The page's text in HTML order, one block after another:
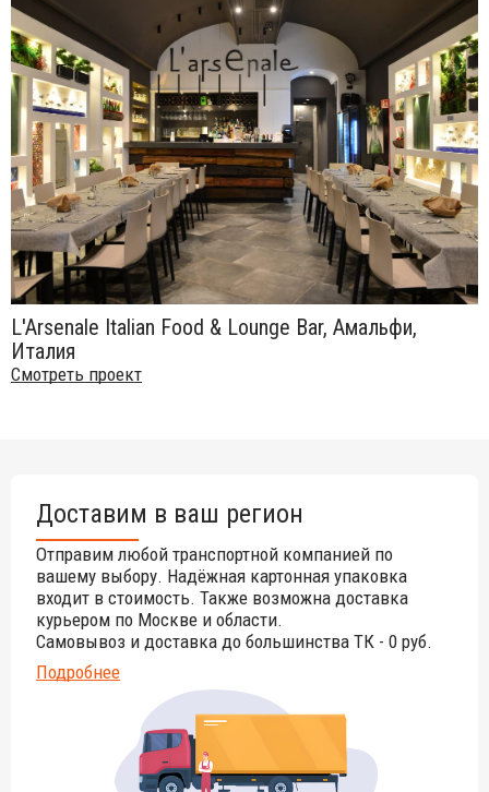
L'Arsenale Italian Food & Lounge Bar, Амальфи,
Италия
Смотреть проект
Доставим в ваш регион
Отправим любой транспортной компанией по
вашему выбору. Надёжная картонная упаковка
входит в стоимость. Также возможна доставка
курьером по Москве и области.
Самовывоз и доставка до большинства ТК - 0 руб.
Подробнее